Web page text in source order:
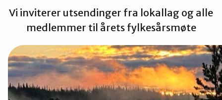
Inderøy
Levanger
Melhus
Vi inviterer utsendinger fra lokallag og alle
medlemmer til årets fylkesårsmøte